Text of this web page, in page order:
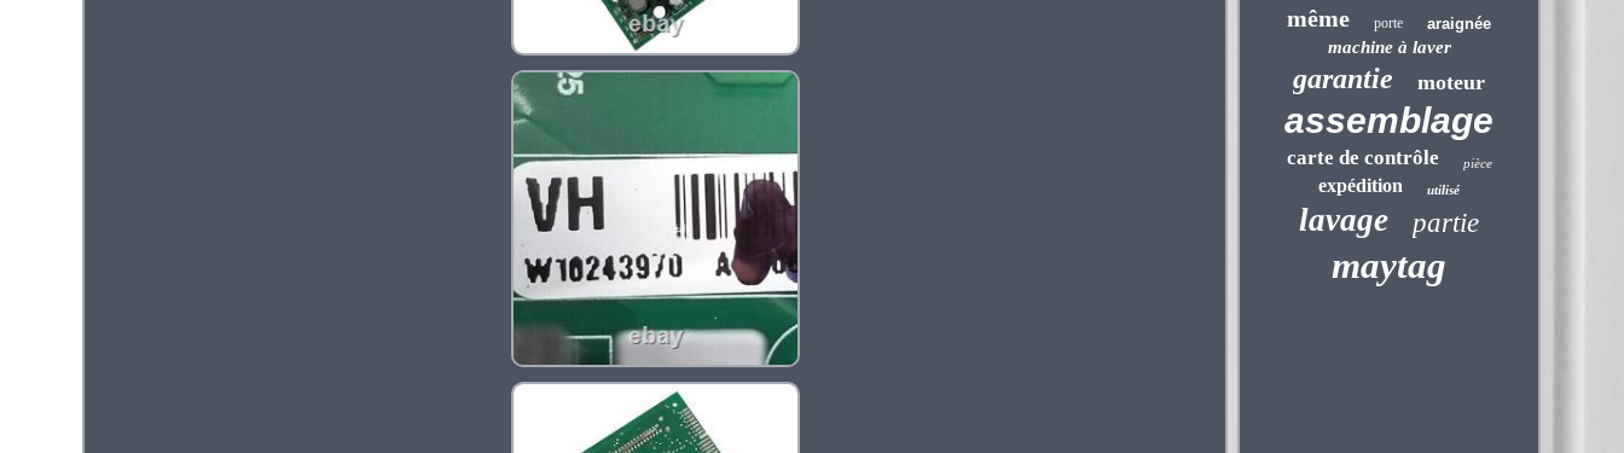
même porte araignée
machine à laver
garantie moteur
assemblage
carte de contrôle pièce
expédition utilisé
lavage partie
maytag